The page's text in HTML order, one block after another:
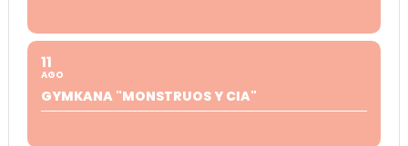
11
AGO
GYMKANA "MONSTRUOS Y CIA"